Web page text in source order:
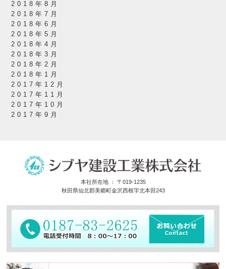
2018年8月
2018年7月
2018年6月
2018年5月
2018年4月
2018年3月
2018年2月
2018年1月
2017年12月
2017年11月
2017年10月
2017年9月
本社所在地 ： 〒019-1235
秋田県仙北郡美郷町金沢西根字北本田243